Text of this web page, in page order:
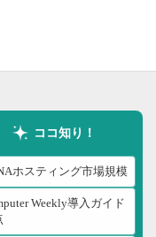
ココ知り！
ホスティング市場規模
Weekly導入ガイド